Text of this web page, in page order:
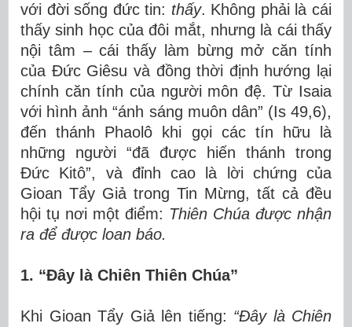
với đời sống đức tin: thấy. Không phải là cái
thấy sinh học của đôi mắt, nhưng là cái thấy
nội tâm – cái thấy làm bừng mở căn tính
của Đức Giêsu và đồng thời định hướng lại
chính căn tính của người môn đệ. Từ Isaia
với hình ảnh “ánh sáng muôn dân” (Is 49,6),
đến thánh Phaolô khi gọi các tín hữu là
những người “đã được hiến thánh trong
Đức Kitô”, và đỉnh cao là lời chứng của
Gioan Tẩy Giả trong Tin Mừng, tất cả đều
hội tụ nơi một điểm: Thiên Chúa được nhận
ra để được loan báo.
1. “Đây là Chiên Thiên Chúa”
Khi Gioan Tẩy Giả lên tiếng: “Đây là Chiên